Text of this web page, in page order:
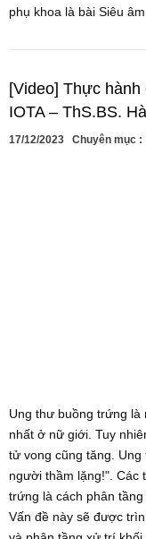
phụ khoa là bài Siêu
[Video] Thực
IOTA – ThS.BS.
17/12/2023 Chuyên mục :
Ung thư buồng trứng là
nhất ở nữ giới. Tuy
tử vong cũng tăng.
người thầm lặng!". Các
trứng là cách phân
Vấn đề này sẽ được